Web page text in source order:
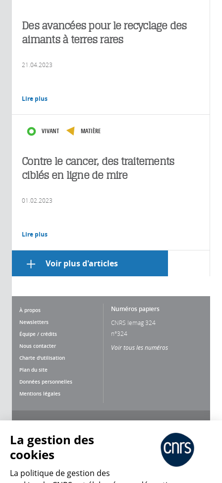
Des avancées pour le recyclage des
aimants à terres rares
21.04.2023
Lire plus
VIVANT MATIÈRE
Contre le cancer, des traitements
ciblés en ligne de mire
01.02.2023
Lire plus
Voir plus d'articles
À propos
Newsletters
Équipe / crédits
Nous contacter
Charte d'utilisation
Plan du site
Données personnelles
Mentions légales
Numéros papiers
CNRS lemag 324
n°324
Voir tous les numéros
La gestion des
cookies
La politique de gestion des